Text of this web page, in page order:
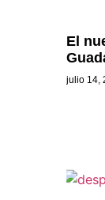
El
julio 14,